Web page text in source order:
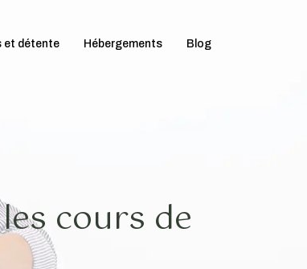
et détente Hébergements Blog
cours de